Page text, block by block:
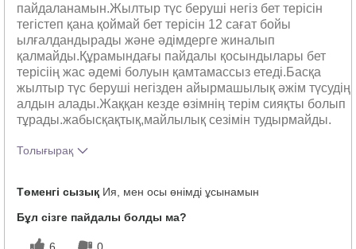
пайдаланамын.Жылтыр түс беруші негіз бет терісін
тегістеп қана қоймай бет терісін 12 сағат бойы
ылғалдандырады және әдімдерге жиналып
қалмайды.Құрамындағы пайдалы қосындылары бет
терісіің жас әдемі болуын қамтамассыз етеді.Басқа
жылтыр түс беруші негізден айырмашылық әжім түсудің
алдын алады.Жаққан кезде өзімнің терім сияқты болып
тұрады.жабысқақтық,майлылық сезімін тудырмайды.
Толығырақ
ұнады?
Осы өнімнің бұрын пайдаланған басқа
брендтерден айырмашылығы қандай?
Төменгі сызық Ия, мен осы өнімді ұсынамын
Бұл сізге пайдалы болды ма?
6 0